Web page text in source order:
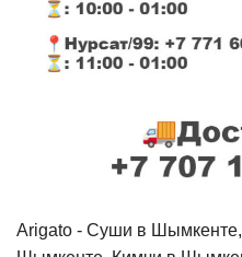
Arigato - Cуши в